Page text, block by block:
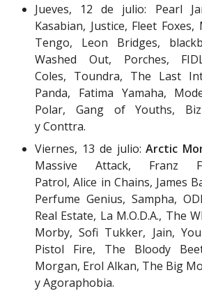
Jueves, 12 de julio: Pearl
Kasabian, Justice, Fleet Foxes,
Tengo, Leon Bridges,
Washed Out, Porches,
Coles, Toundra, The Last
Panda, Fatima Yamaha,
Polar, Gang of Youths,
y Conttra.
Viernes, 13 de julio:Arctic
Massive Attack, Franz
Patrol, Alice in Chains, James
Perfume Genius, Sampha,
Real Estate, La M.O.D.A., The
Morby, Sofi Tukker, Jain,
Pistol Fire, The Bloody
Morgan, Erol Alkan, The Big
y Agoraphobia.